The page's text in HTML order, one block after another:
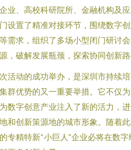
业、高校科研院所、金融机构及
设置了精准对接环节，围绕数字
需求，组织了多场小型闭门研讨
，破解发展瓶颈，探索协同创新路
活动的成功举办，是深圳市持续
群优势的又一重要举措。它不仅
数字创意产业注入了新的活力，
和创新策源地的城市形象。随着
专精特新“小巨人”企业必将在数